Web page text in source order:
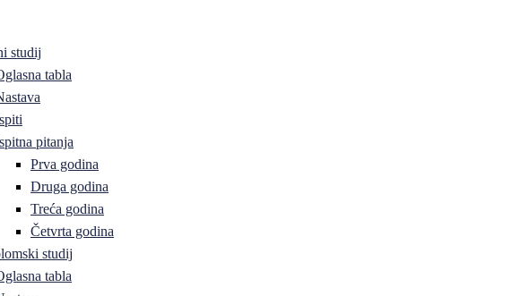
studij
tabla
pitanja
Prva godina
Druga godina
Treća godina
Četvrta godina
studij
tabla